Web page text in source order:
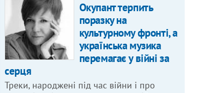
Окупант терпить
поразку на
культурному фронті, а
українська музика
перемагає у війні за
серця
Треки, народжені під час війни і про